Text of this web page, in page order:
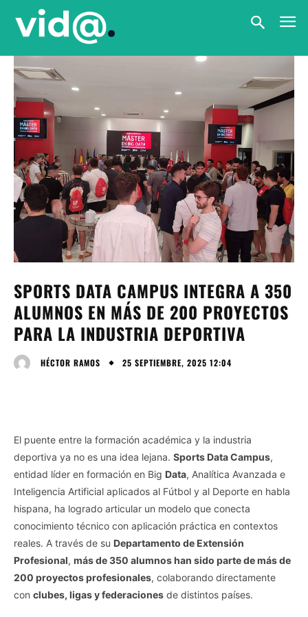
SPORTS DATA CAMPUS INTEGRA A 350
ALUMNOS EN MÁS DE 200 PROYECTOS
PARA LA INDUSTRIA DEPORTIVA
HÉCTOR RAMOS 25 SEPTIEMBRE, 2025 12:04
El puente entre la formación académica y la industria
deportiva ya no es una idea lejana. Sports Data Campus,
entidad líder en formación en Big Data, Analítica Avanzada e
Inteligencia Artificial aplicados al Fútbol y al Deporte en habla
hispana, ha logrado articular un modelo que conecta
conocimiento técnico con aplicación práctica en contextos
reales. A través de su Departamento de Extensión
Profesional, más de 350 alumnos han sido parte de más de
200 proyectos profesionales, colaborando directamente
con clubes, ligas y federaciones de distintos países.